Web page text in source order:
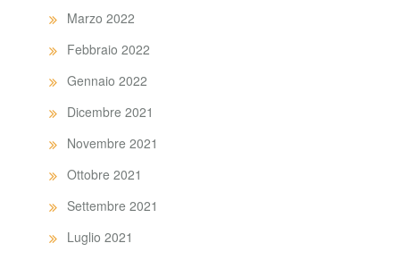
Marzo 2022
Febbraio 2022
Gennaio 2022
Dicembre 2021
Novembre 2021
Ottobre 2021
Settembre 2021
Luglio 2021